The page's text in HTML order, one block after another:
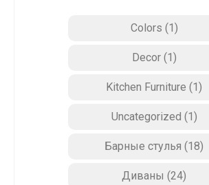
Colors (1)
Decor(1)
Kitchen Furniture (1)
Uncategorized (1)
Барные стулья (18)
Диваны (24)